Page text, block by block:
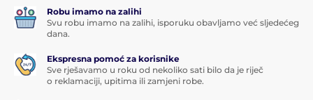
Robu imamo na zalihi
Svu robu imamo na zalihi, isporuku obavljamo već sljedećeg
dana.
Ekspresna pomoć za korisnike
Sve rješavamo u roku od nekoliko sati bilo da je riječ
o reklamaciji, upitima ili zamjeni robe.